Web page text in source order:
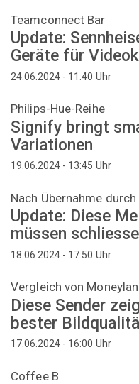
Teamconnect Bar
Update:
Geräte für
24.06.2024 - 11:40 Uhr
Philips-Hue-Reihe
Signify bringt
Variationen
19.06.2024 - 13:45 Uhr
Nach Übernahme
Update: Diese
müssen
18.06.2024 - 17:50 Uhr
Vergleich von
Diese Sender
bester
17.06.2024 - 16:00 Uhr
Coffee B